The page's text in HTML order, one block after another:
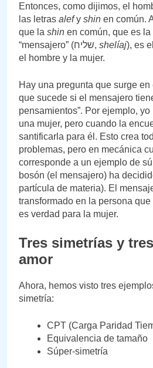
Entonces, como dijimos, el
las letras alefy shin en común.
que la shin en común, que es
“mensajero” (שליח, shelíaj), es
el hombre y la mujer.
Hay una pregunta que surge
que sucede si el mensajero
pensamientos”. Por ejemplo,
una mujer, pero cuando la
santificarla para él. Esto crea
problemas, pero en mecánica
corresponde a un ejemplo de
bosón (el mensajero) ha
partícula de materia). El
transformado en la persona
es verdad para la mujer.
Tres simetrías y
amor
Ahora, hemos visto tres
simetría:
CPT (Carga Paridad
Equivalencia de tamaño
Súper-simetría